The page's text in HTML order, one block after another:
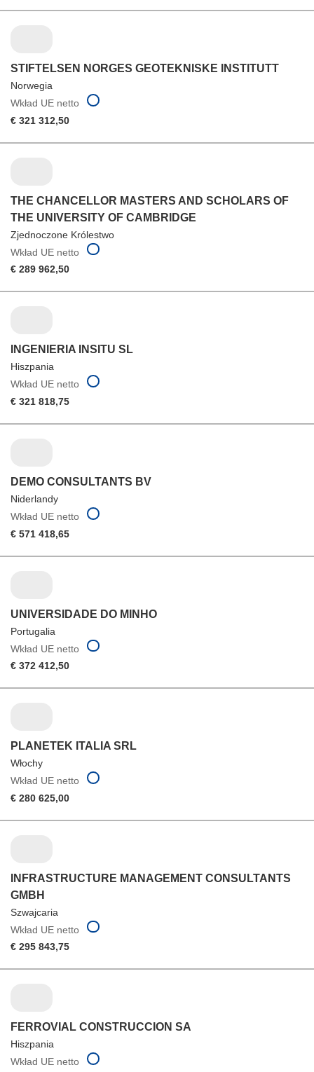
STIFTELSEN NORGES GEOTEKNISKE INSTITUTT
Norwegia
Wkład UE netto
€ 321 312,50
THE CHANCELLOR MASTERS AND SCHOLARS OF
THE UNIVERSITY OF CAMBRIDGE
Zjednoczone Królestwo
Wkład UE netto
€ 289 962,50
INGENIERIA INSITU SL
Hiszpania
Wkład UE netto
€ 321 818,75
DEMO CONSULTANTS BV
Niderlandy
Wkład UE netto
€ 571 418,65
UNIVERSIDADE DO MINHO
Portugalia
Wkład UE netto
€ 372 412,50
PLANETEK ITALIA SRL
Włochy
Wkład UE netto
€ 280 625,00
INFRASTRUCTURE MANAGEMENT CONSULTANTS
GMBH
Szwajcaria
Wkład UE netto
€ 295 843,75
FERROVIAL CONSTRUCCION SA
Hiszpania
Wkład UE netto